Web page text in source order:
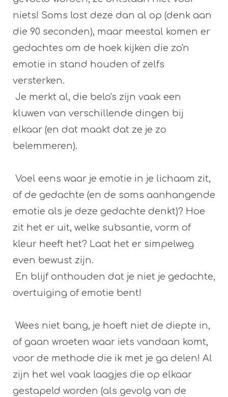
niets! Soms lost deze dan al op (denk aan
die 90 seconden), maar meestal komen er
gedachtes om de hoek kijken die zo'n
emotie in stand houden of zelfs
versterken.
Je merkt al, die belo's zijn vaak een
kluwen van verschillende dingen bij
elkaar (en dat maakt dat ze je zo
belemmeren).
Voel eens waar je emotie in je lichaam zit,
of de gedachte (en de soms aanhangende
emotie als je deze gedachte denkt)? Hoe
zit het er uit, welke subsantie, vorm of
kleur heeft het? Laat het er simpelweg
even bewust zijn.
En blijf onthouden dat je niet je gedachte,
overtuiging of emotie bent!
Wees niet bang, je hoeft niet de diepte in,
of gaan wroeten waar iets vandaan komt,
voor de methode die ik met je ga delen! Al
zijn het wel vaak laagjes die op elkaar
gestapeld worden (als gevolg van de